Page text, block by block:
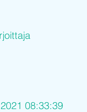
08:33:39